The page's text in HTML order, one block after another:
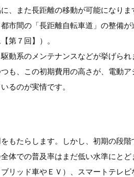
、また長距離の移動が可能になりま
市間の「長距離自転車道」の整備が
第７回】）。
動系のメンテナンスなどが挙げられ
も、この初期費用の高さが、電動ア
るのが実情です。
もたらします。しかし、初期の段階
体での普及率はまだ低い水準にとど
リッド車やＥＶ）、スマートテレビ